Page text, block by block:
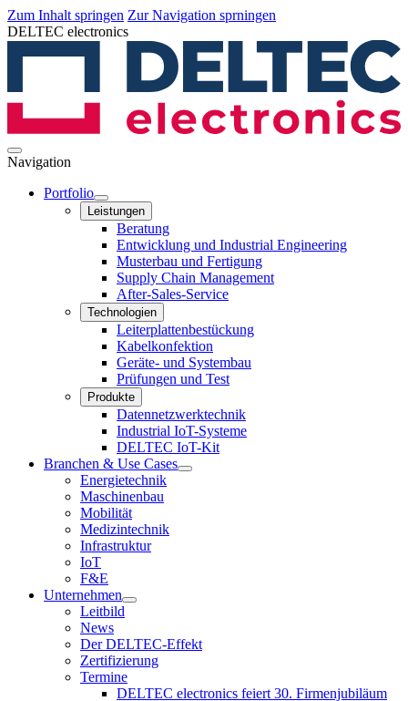
Zum Inhalt springen Zur Navigation sprningen
DELTEC electronics
Navigation
Portfolio
Leistungen
Beratung
Entwicklung und Industrial Engineering
Musterbau und Fertigung
Supply Chain Management
After-Sales-Service
Technologien
Leiterplatten­bestückung
Kabelkonfektion
Geräte- und Systembau
Prüfungen und Test
Produkte
Datennetzwerktechnik
Industrial IoT-Systeme
DELTEC IoT-Kit
Branchen & Use Cases
Energietechnik
Maschinenbau
Mobilität
Medizintechnik
Infrastruktur
IoT
F&E
Unternehmen
Leitbild
News
Der DELTEC-Effekt
Zertifizierung
Termine
DELTEC electronics feiert 30. Firmenjubiläum